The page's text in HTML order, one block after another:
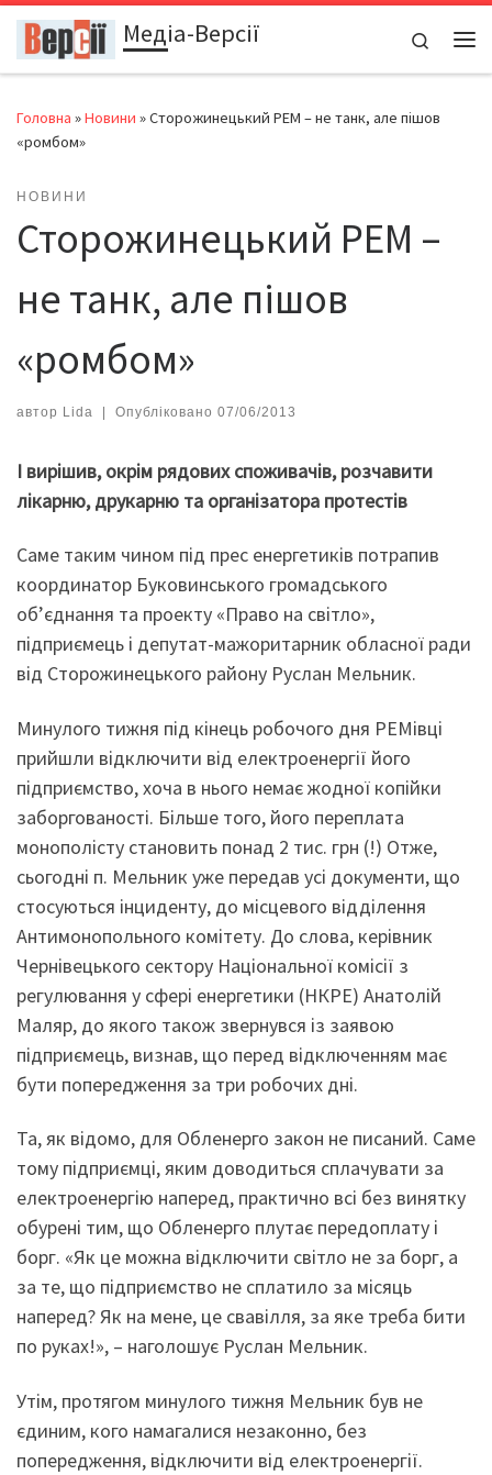
Перейти до вмістуМедіа-Версії
Search
Головна »Новини »Сторожинецький РЕМ – не танк, але пішов
«ромбом»
НОВИНИ
Сторожинецький РЕМ –
не танк, але пішов
«ромбом»
автор Lida | Опубліковано 07/06/2013
І вирішив, окрім рядових споживачів, розчавити
лікарню, друкарню та організатора протестів
Саме таким чином під прес енергетиків потрапив
координатор Буковинського громадського
об’єднання та проекту «Право на світло»,
підприємець і депутат-мажоритарник обласної ради
від Сторожинецького району Руслан Мельник.
Минулого тижня під кінець робочого дня РЕМівці
прийшли відключити від електроенергії його
підприємство, хоча в нього немає жодної копійки
заборгованості. Більше того, його переплата
монополісту становить понад 2 тис. грн (!) Отже,
сьогодні п. Мельник уже передав усі документи, що
стосуються інциденту, до місцевого відділення
Антимонопольного комітету. До слова, керівник
Чернівецького сектору Національної комісії з
регулювання у сфері енергетики (НКРЕ) Анатолій
Маляр, до якого також звернувся із заявою
підприємець, визнав, що перед відключенням має
бути попередження за три робочих дні.
Та, як відомо, для Обленерго закон не писаний. Саме
тому підприємці, яким доводиться сплачувати за
електроенергію наперед, практично всі без винятку
обурені тим, що Обленерго плутає передоплату і
борг. «Як це можна відключити світло не за борг, а
за те, що підприємство не сплатило за місяць
наперед? Як на мене, це свавілля, за яке треба бити
по руках!», – наголошує Руслан Мельник.
Утім, протягом минулого тижня Мельник був не
єдиним, кого намагалися незаконно, без
попередження, відключити від електроенергії.